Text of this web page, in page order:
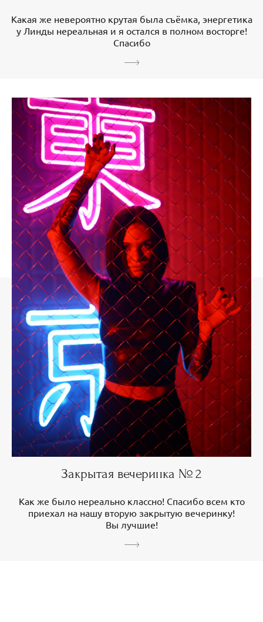
Какая же невероятно крутая была съёмка, энергетика
у Линды нереальная и я остался в полном восторге!
Спасибо
Закрытая вечеринка № 2
Как же было нереально классно! Спасибо всем кто
приехал на нашу вторую закрытую вечеринку!
Вы лучшие!